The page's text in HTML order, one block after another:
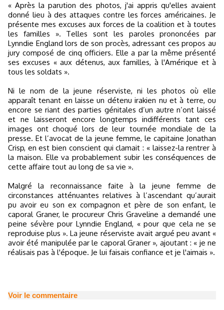
« Après la parution des photos, j'ai appris qu'elles avaient
donné lieu à des attaques contre les forces américaines. Je
présente mes excuses aux forces de la coalition et à toutes
les familles ». Telles sont les paroles prononcées par
Lynndie England lors de son procès, adressant ces propos au
jury composé de cinq officiers. Elle a par la même présenté
ses excuses « aux détenus, aux familles, à l'Amérique et à
tous les soldats ».
Ni le nom de la jeune réserviste, ni les photos où elle
apparaît tenant en laisse un détenu irakien nu et à terre, ou
encore se riant des parties génitales d’un autre n’ont laissé
et ne laisseront encore longtemps indifférents tant ces
images ont choqué lors de leur tournée mondiale de la
presse. Et l’avocat de la jeune femme, le capitaine Jonathan
Crisp, en est bien conscient qui clamait : « laissez-la rentrer à
la maison. Elle va probablement subir les conséquences de
cette affaire tout au long de sa vie ».
Malgré la reconnaissance faite à la jeune femme de
circonstances atténuantes relatives à l’ascendant qu’aurait
pu avoir eu son ex compagnon et père de son enfant, le
caporal Graner, le procureur Chris Graveline a demandé une
peine sévère pour Lynndie England, « pour que cela ne se
reproduise plus ». La jeune réserviste avait argué peu avant «
avoir été manipulée par le caporal Graner », ajoutant : « je ne
réalisais pas à l'époque. Je lui faisais confiance et je l'aimais ».
Voir le commentaire